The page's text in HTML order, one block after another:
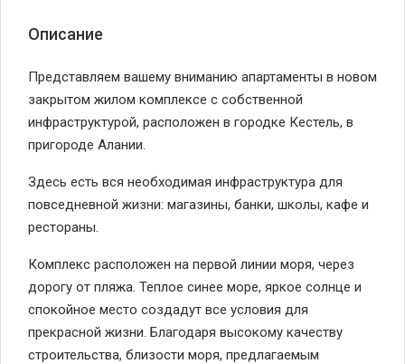
Описание
Представляем вашему вниманию апартаменты в новом
закрытом жилом комплексе с собственной
инфраструктурой, расположен в городке Кестель, в
пригороде Алании.
Здесь есть вся необходимая инфраструктура для
повседневной жизни: магазины, банки, школы, кафе и
рестораны.
Комплекс расположен на первой линии моря, через
дорогу от пляжа. Теплое синее море, яркое солнце и
спокойное место создадут все условия для
прекрасной жизни. Благодаря высокому качеству
строительства, близости моря, предлагаемым